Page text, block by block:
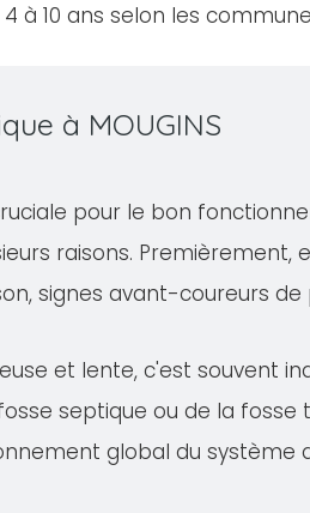
à 10 ans selon les
à MOUGINS
pour le bon
raisons. Premièrement,
signes avant-coureurs
et lente, c'est souvent
septique ou de la
global du système